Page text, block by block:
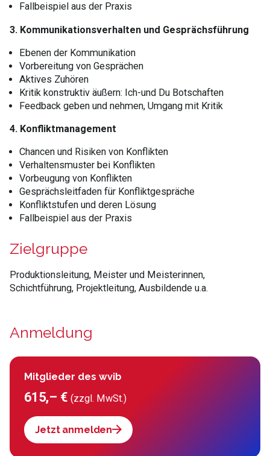
Fallbeispiel aus der Praxis
3. Kommunikationsverhalten und Gesprächsführung
Ebenen der Kommunikation
Vorbereitung von Gesprächen
Aktives Zuhören
Kritik konstruktiv äußern: Ich-und Du Botschaften
Feedback geben und nehmen, Umgang mit Kritik
4. Konfliktmanagement
Chancen und Risiken von Konflikten
Verhaltensmuster bei Konflikten
Vorbeugung von Konflikten
Gesprächsleitfaden für Konfliktgespräche
Konfliktstufen und deren Lösung
Fallbeispiel aus der Praxis
Zielgruppe
Produktionsleitung, Meister und Meisterinnen,
Schichtführung, Projektleitung, Ausbildende u.a.
Anmeldung
Mitglieder des wvib
615,– €(zzgl. MwSt.)
Jetzt anmelden